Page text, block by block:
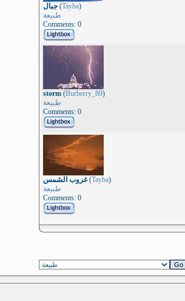
جبال (Tayba)
طبيعة
Comments: 0
storm (Burberry_89)
طبيعة
Comments: 0
غروب الشمس(Tayba)
طبيعة
Comments: 0